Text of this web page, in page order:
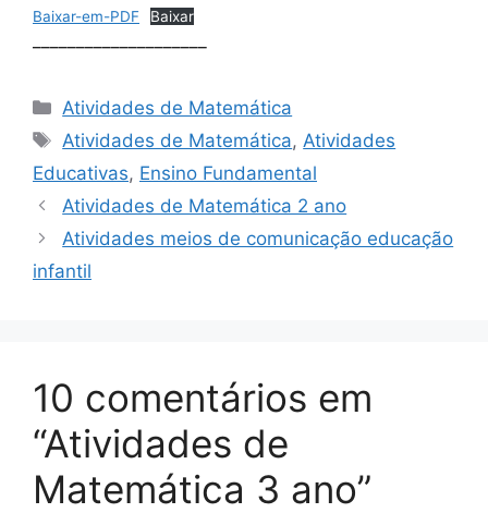
Baixar-em-PDF Baixar
Categorias
Atividades de Matemática
Tags
Atividades de Matemática, Atividades
Educativas, Ensino Fundamental
Atividades de Matemática 2 ano
Atividades meios de comunicação educação
infantil
10 comentários em
“Atividades de
Matemática 3 ano”